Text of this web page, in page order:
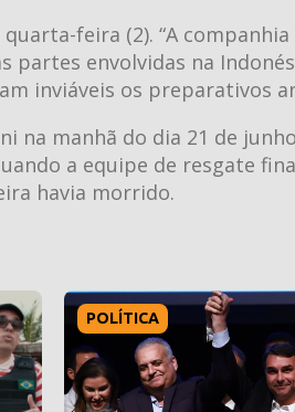
feira (2). “A
partes envolvidas na
inviáveis os preparativos
na manhã do dia 21 de
a equipe de resgate
havia morrido.
POLÍTICA